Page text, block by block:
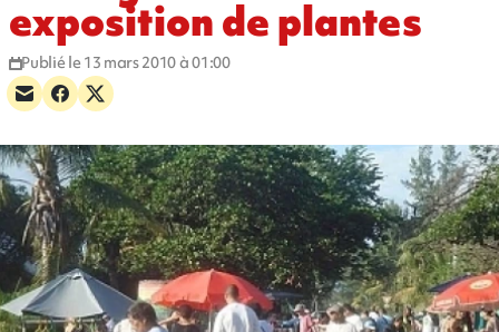
exposition de plantes
Publié le 13 mars 2010 à 01:00